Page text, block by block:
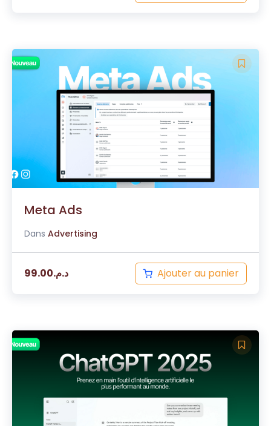
Meta Ads
Dans Advertising
د.م.99.00 Ajouter au panier